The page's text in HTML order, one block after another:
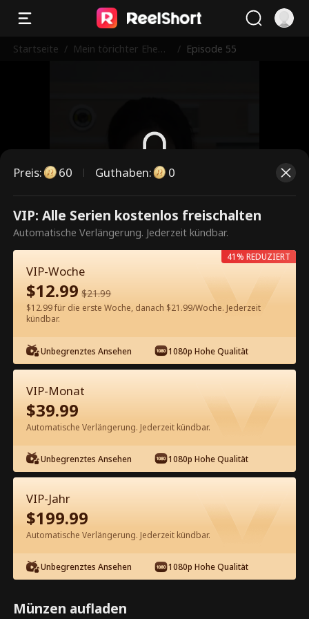
Startseite / Mein törichter Ehem
/ Episode 55
Dies ist eine kostenpflichtige
Episode. Bitte entsperren, um
weiterzusehen.
60Jetzt entsperren
Kostenlos in der App ansehen
Episode 55 - Mein törichter Ehemann
ist Milliardär Kompletter Film
1-50 51-100
55 56 58 59
Preis: 60 Guthaben: 0
VIP: Alle Serien kostenlos freischalten
Automatische Verlängerung. Jederzeit kündbar.
VIP-Woche
$12.99 $21.99
$12.99 für die erste Woche, danach $21.99/Woche. Jederzeit
kündbar.
Unbegrenztes Ansehen 1080p Hohe Qualität
41% REDUZIERT
VIP-Monat
$39.99
Automatische Verlängerung. Jederzeit kündbar.
Unbegrenztes Ansehen 1080p Hohe Qualität
VIP-Jahr
$199.99
Automatische Verlängerung. Jederzeit kündbar.
Unbegrenztes Ansehen 1080p Hohe Qualität
Münzen aufladen